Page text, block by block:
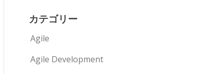
カテゴリー
Agile
Agile Development